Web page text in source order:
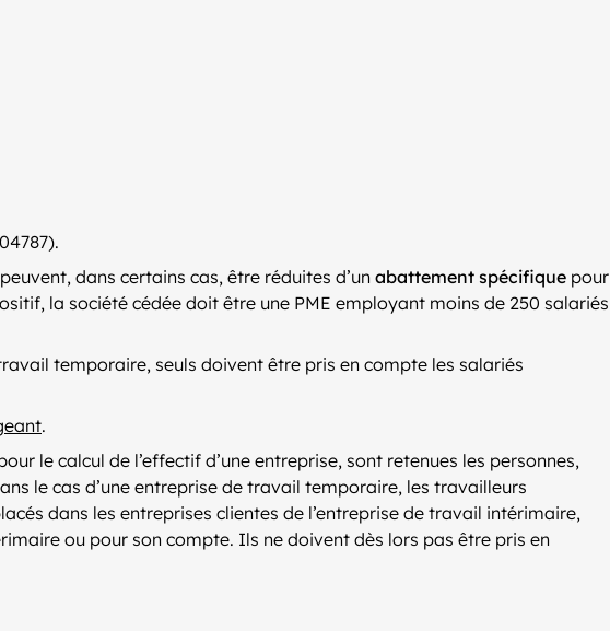
dans certains cas, être réduites d’un abattement spécifique pour
la société cédée doit être une PME employant moins de 250 salariés
temporaire, seuls doivent être pris en compte les salariés
.
le calcul de l’effectif d’une entreprise, sont retenues les personnes,
le cas d’une entreprise de travail temporaire, les travailleurs
dans les entreprises clientes de l’entreprise de travail intérimaire,
ou pour son compte. Ils ne doivent dès lors pas être pris en